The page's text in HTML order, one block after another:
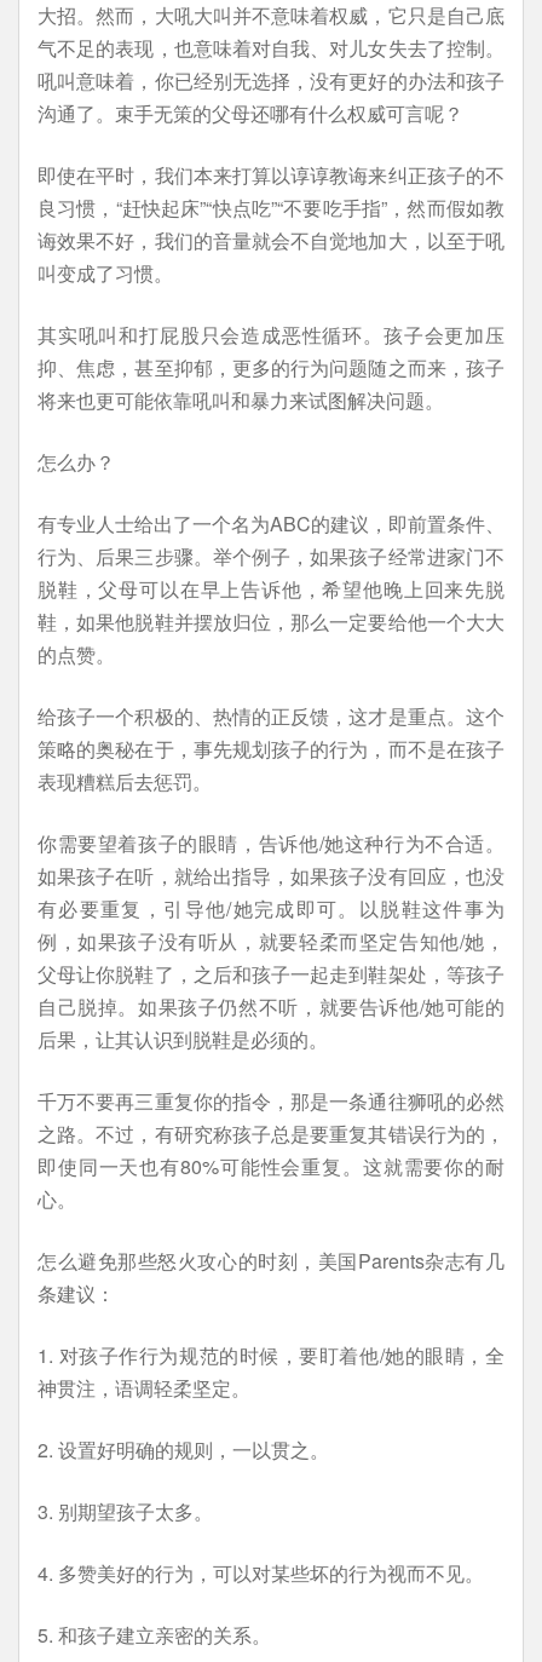
大招。然而，大吼大叫并不意味着权威，它只是自己底
气不足的表现，也意味着对自我、对儿女失去了控制。
吼叫意味着，你已经别无选择，没有更好的办法和孩子
沟通了。束手无策的父母还哪有什么权威可言呢？
即使在平时，我们本来打算以谆谆教诲来纠正孩子的不
良习惯，“赶快起床”“快点吃”“不要吃手指”，然而假如教
诲效果不好，我们的音量就会不自觉地加大，以至于吼
叫变成了习惯。
其实吼叫和打屁股只会造成恶性循环。孩子会更加压
抑、焦虑，甚至抑郁，更多的行为问题随之而来，孩子
将来也更可能依靠吼叫和暴力来试图解决问题。
怎么办？
有专业人士给出了一个名为ABC的建议，即前置条件、
行为、后果三步骤。举个例子，如果孩子经常进家门不
脱鞋，父母可以在早上告诉他，希望他晚上回来先脱
鞋，如果他脱鞋并摆放归位，那么一定要给他一个大大
的点赞。
给孩子一个积极的、热情的正反馈，这才是重点。这个
策略的奥秘在于，事先规划孩子的行为，而不是在孩子
表现糟糕后去惩罚。
你需要望着孩子的眼睛，告诉他/她这种行为不合适。
如果孩子在听，就给出指导，如果孩子没有回应，也没
有必要重复，引导他/她完成即可。以脱鞋这件事为
例，如果孩子没有听从，就要轻柔而坚定告知他/她，
父母让你脱鞋了，之后和孩子一起走到鞋架处，等孩子
自己脱掉。如果孩子仍然不听，就要告诉他/她可能的
后果，让其认识到脱鞋是必须的。
千万不要再三重复你的指令，那是一条通往狮吼的必然
之路。不过，有研究称孩子总是要重复其错误行为的，
即使同一天也有80%可能性会重复。这就需要你的耐
心。
怎么避免那些怒火攻心的时刻，美国Parents杂志有几
条建议：
1. 对孩子作行为规范的时候，要盯着他/她的眼睛，全
神贯注，语调轻柔坚定。
2. 设置好明确的规则，一以贯之。
3. 别期望孩子太多。
4. 多赞美好的行为，可以对某些坏的行为视而不见。
5. 和孩子建立亲密的关系。